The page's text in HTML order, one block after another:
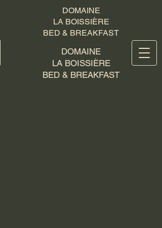
DOMAINE
LA BOISSIÈRE
BED & BREAKFAST
DOMAINE
LA BOISSIÈRE
BED & BREAKFAST